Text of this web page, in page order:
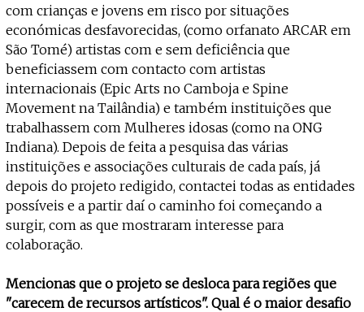
com crianças e jovens em risco por situações
económicas desfavorecidas, (como orfanato ARCAR em
São Tomé) artistas com e sem deficiência que
beneficiassem com contacto com artistas
internacionais (Epic Arts no Camboja e Spine
Movement na Tailândia) e também instituições que
trabalhassem com Mulheres idosas (como na ONG
Indiana). Depois de feita a pesquisa das várias
instituições e associações culturais de cada país, já
depois do projeto redigido, contactei todas as entidades
possíveis e a partir daí o caminho foi começando a
surgir, com as que mostraram interesse para
colaboração.
Mencionas que o projeto se desloca para regiões que
"carecem de recursos artísticos". Qual é o maior desafio